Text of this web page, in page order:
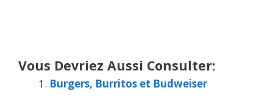
Vous Devriez Aussi Consulter:
Burgers, Burritos et Budweiser